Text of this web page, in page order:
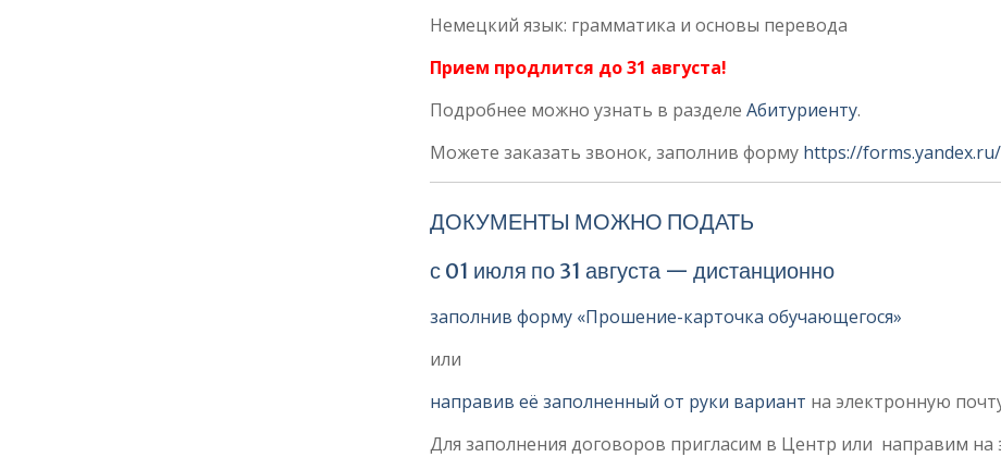
Немецкий язык: грамматика и основы перевода
Прием продлится до 31 августа!
Подробнее можно узнать в разделе Абитуриенту.
Можете заказать звонок, заполнив форму https://
ДОКУМЕНТЫ МОЖНО ПОДАТЬ
с 01 июля по 31 августа — дистанционно
заполнив форму «Прошение-карточка обучающегося»
или
направив её заполненный от руки вариант на электронную
Для заполнения договоров пригласим в Центр или направим